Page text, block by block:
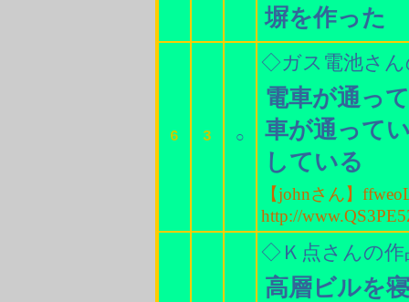
塀を作った
6 3 ○
◇ガス電池さん
電車が通っ
車が通って
している
【johnさん】
http://
◇Ｋ点さんの作
高層ビルを